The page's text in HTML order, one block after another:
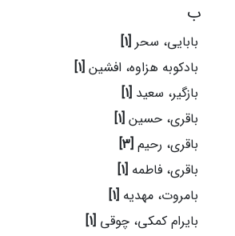
ب
بابایی، سحر [1]
بادکوبه هزاوه، افشین [1]
بازگیر، سعید [1]
باقری، حسین [1]
باقری، رحیم [3]
باقری، فاطمه [1]
بامروت، مهدیه [1]
بایرام کمکی، چوقی [1]